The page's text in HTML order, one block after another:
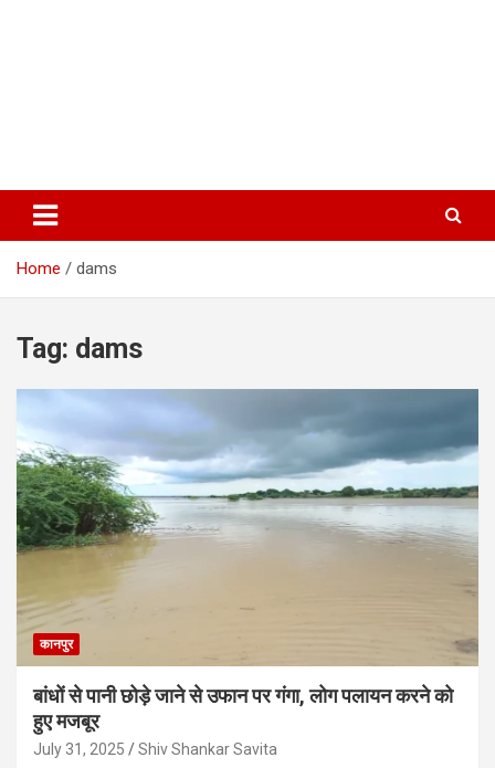
Home dams
Tag: dams
कानपुर
बांधों से पानी छोड़े जाने से उफान पर गंगा, लोग पलायन करने को
हुए मजबूर
July 31, 2025 Shiv Shankar Savita